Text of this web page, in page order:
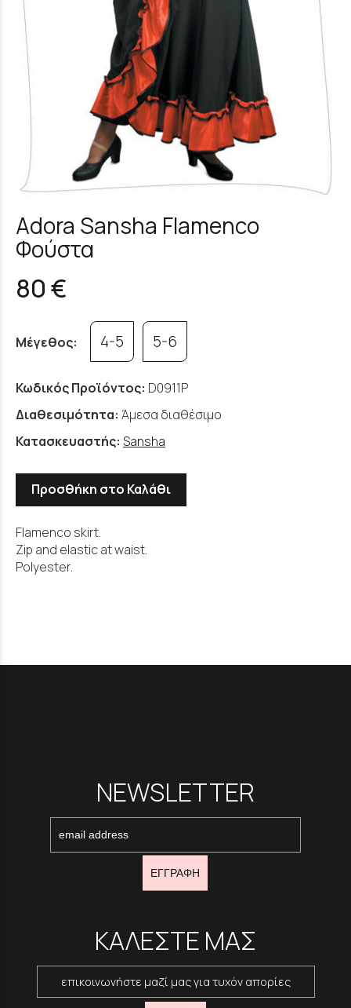
Adora Sansha Flamenco
Φούστα
80 €
Μέγεθος: 4-5 5-6
Κωδικός Προϊόντος: D0911P
Διαθεσιμότητα: Άμεσα διαθέσιμο
Κατασκευαστής: Sansha
Προσθήκη στο Καλάθι
Flamenco skirt.
Zip and elastic at waist.
Polyester.
NEWSLETTER
ΕΓΓΡΑΦΗ
ΚΑΛΕΣΤΕ ΜΑΣ
επικοινωνήστε μαζί μας για τυχόν απορίες